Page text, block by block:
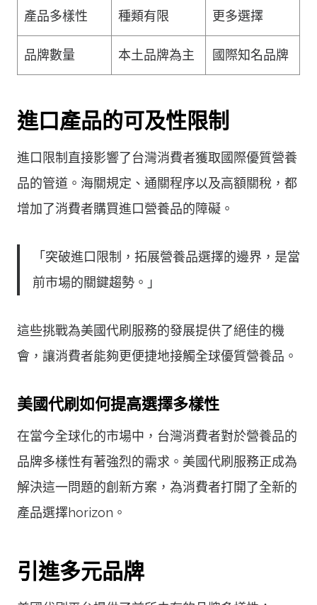
產品多樣性 種類有限 更多選擇
品牌數量 本土品牌為主 國際知名品牌
進口產品的可及性限制
進口限制直接影響了台灣消費者獲取國際優質營養
品的管道。海關規定、通關程序以及高額關稅，都
增加了消費者購買進口營養品的障礙。
「突破進口限制，拓展營養品選擇的邊界，是當
前市場的關鍵趨勢。」
這些挑戰為美國代刷服務的發展提供了絕佳的機
會，讓消費者能夠更便捷地接觸全球優質營養品。
美國代刷如何提高選擇多樣性
在當今全球化的市場中，台灣消費者對於營養品的
品牌多樣性有著強烈的需求。美國代刷服務正成為
解決這一問題的創新方案，為消費者打開了全新的
產品選擇horizon。
引進多元品牌